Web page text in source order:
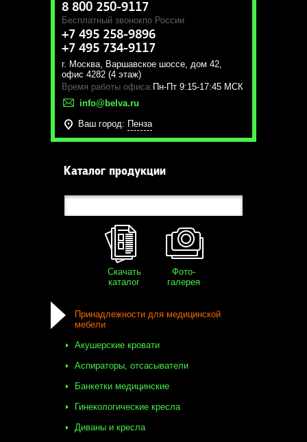
8 800 250-9117
Бесплатный звонокпо России
+7 495 258-9896
+7 495 734-9117
г. Москва, Варшавское шоссе, дом 42,
офис 4282 (4 этаж)
Время работы офиса: Пн-Пт 9:15-17:45 МСК
info@belva.ru
Ваш город: Пенза
Каталог продукции
Скачать
каталог
Фото-
галерея
Принадлежности для медицинской
мебели
Акушерские кровати
Аспираторы, отсасыватели
Банкетки медицинские
Гинекологические кресла
Диваны и кресла